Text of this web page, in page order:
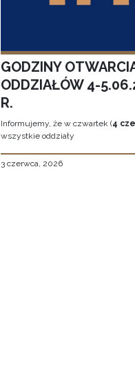
GODZINY
ODDZIAŁÓW 4-
R.
Informujemy, że w czwartek (4
wszystkie oddziały
3 czerwca, 2026